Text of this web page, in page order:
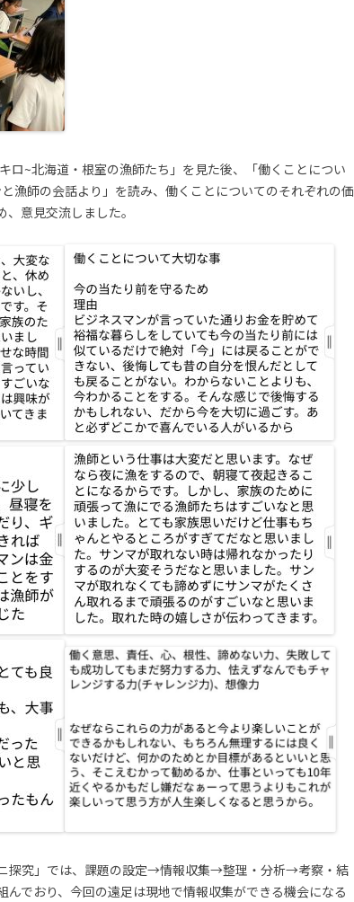
ロ~北海道・根室の漁師たち」を見た後、「働くことについ
漁師の会話より」を読み、働くことについてのそれぞれの価
意見交流しました。
探究」では、課題の設定→情報収集→整理・分析→考察・結
でおり、今回の遠足は現地で情報収集ができる機会になる